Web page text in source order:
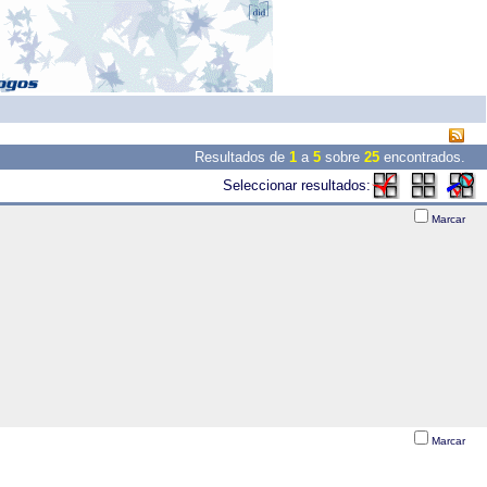
Resultados de 1 a 5 sobre 25 encontrados.
Seleccionar resultados:
Marcar
Marcar